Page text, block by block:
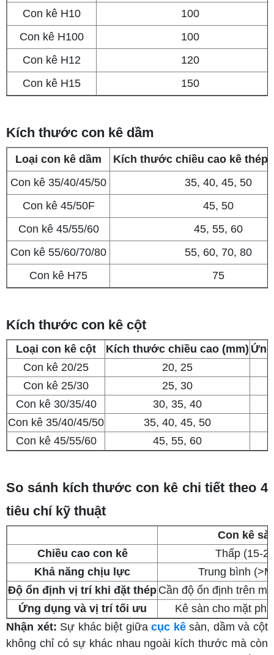
Con kê H10
100
Con kê H100
100
Con kê H12
120
Con kê H15
150
Kích thước con kê dầm
Loại con kê dầm
Kích thước chiều cao kê thép
Con kê 35/40/45/50
35, 40, 45, 50
Con kê 45/50F
45, 50
Con kê 45/55/60
45, 55, 60
Con kê 55/60/70/80
55, 60, 70, 80
Con kê H75
75
Kích thước con kê cột
Loại con kê cột Kích thước chiều cao (mm)
Con kê 20/25
20, 25
Con kê 25/30
25, 30
Con kê 30/35/40
30, 35, 40
Con kê 35/40/45/50
35, 40, 45, 50
Con kê 45/55/60
45, 55, 60
So sánh kích thước con kê chi tiết theo 4
tiêu chí kỹ thuật
Con kê
Chiều cao con kê
Thấp (15-
Khả năng chịu lực
Trung bình
Độ ổn định vị trí khi đặt thép Cần độ ổn định trên
Ứng dụng và vị trí tối ưu
Kê sàn cho mặt
Nhận xét: Sự khác biệt giữacục kêsàn, dầm và cột
không chỉ có sự khác nhau ngoài kích thước mà còn